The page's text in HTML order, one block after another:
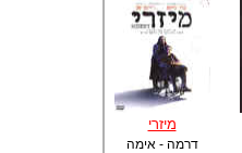
מיזרי
דרמה - אימה